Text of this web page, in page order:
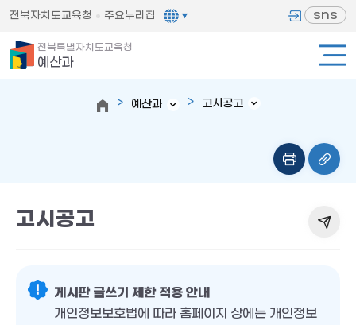
전북자치도교육청 주요누리집 sns
전북특별자치도교육청
예산과
예산과 고시공고
고시공고
게시판 글쓰기 제한 적용 안내
개인정보보호법에 따라 홈페이지 상에는 개인정보